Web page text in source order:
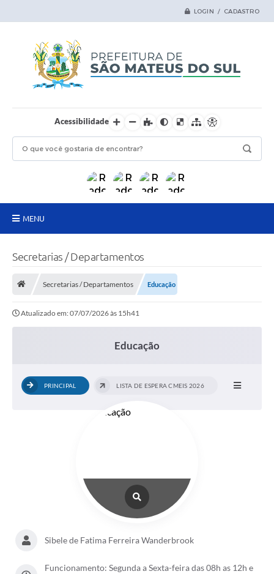
LOGIN / CADASTRO
Acessibilidade
MENU
Transparência
Ouvidoria
PROGRAMA DE INCUBAÇÃO DA INCUBADORA DE STARTUPS
INOVA_SÃO MATEUS DO SUL
Solicitação de Remoção 2025/2026: Instituições Escolares
Secretarias / Departamentos
Secretarias / Departamentos Educação
Atualizado em: 07/07/2026 às 15h41
Educação
PRINCIPAL LISTA DE ESPERA CMEIS 2026
Sibele de Fatima Ferreira Wanderbrook
Funcionamento: Segunda a Sexta-feira das 08h as 12h e